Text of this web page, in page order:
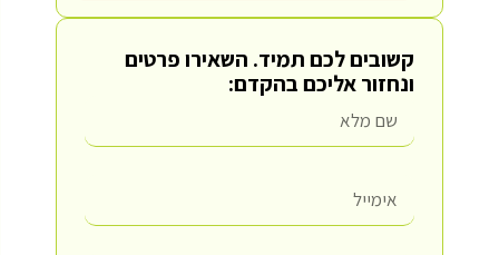
קשובים לכם תמיד. השאירו פרטים
ונחזור אליכם בהקדם: